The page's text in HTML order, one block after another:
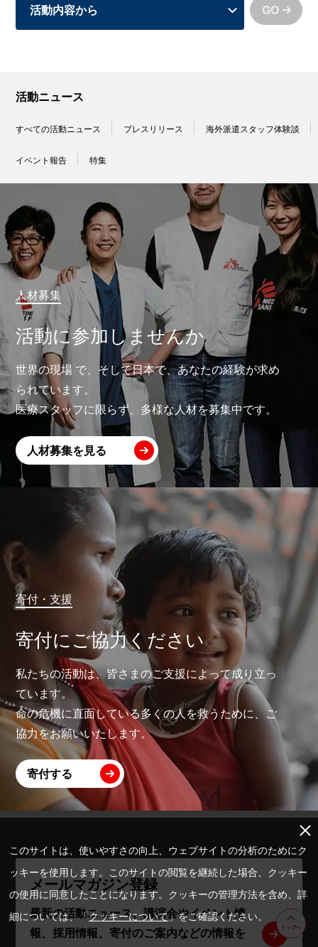
GO
活動ニュース
すべての活動ニュース プレスリリース 海外派遣スタッフ体験談
イベント報告 特集
人材募集
活動に参加しませんか
世界の現場 で、そして日本で、あなたの経験が求め
られています。
医療スタッフに限らず、多様な人材を募集中です。
人材募集を見る
寄付・支援
寄付にご協力ください
私たちの活動は、皆さまのご支援によって成り立っ
ています。
命の危機に直面している多くの人を救うために、ご
協力をお願いいたします。
寄付する
メールマガジン登録
最新の活動ニュース、講演会やイベント情
報、採用情報、寄付のご案内などの情報を
トップへ
このサイトは、使いやすさの向上、ウェブサイトの分析のためにク
ッキーを使用します。このサイトの閲覧を継続した場合、クッキー
の使用に同意したことになります。クッキーの管理方法を含め、詳
細については、「クッキーについて」をご確認ください。